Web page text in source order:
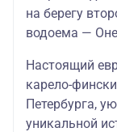
на берегу
водоема —
Настоящий
карело-
Петербурга,
уникальной